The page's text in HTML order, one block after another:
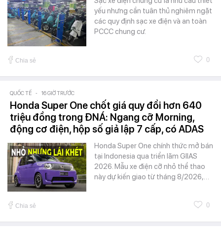
yếu nhưng cần tuân thủ nghiêm ngặt
các quy định sạc xe điện và an toàn
PCCC chung cư.
Chia sẻ 0
QUỐC TẾ - 16 GIỜ TRƯỚC
Honda Super One chốt giá quy đổi hơn 640
triệu đồng trong ĐNÁ: Ngang cỡ Morning,
động cơ điện, hộp số giả lập 7 cấp, có ADAS
Honda Super One chính thức mở bán
tại Indonesia qua triển lãm GIIAS
2026. Mẫu xe điện cỡ nhỏ thể thao
này dự kiến giao từ tháng 8/2026,…
Chia sẻ 0